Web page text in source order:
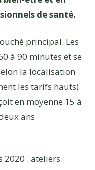
de santé.
principal. Les
à 90 minutes et se
la localisation
les tarifs hauts).
en moyenne 15 à
ans
2020 : ateliers